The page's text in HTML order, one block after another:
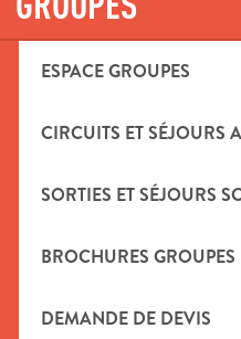
ESPACE GROUPES
CIRCUITS ET SÉJOURS
SORTIES ET SÉJOURS
BROCHURES GROUPES
DEMANDE DE DEVIS
conviviale et
Pendant les vacances
sortir ne manquent pas !